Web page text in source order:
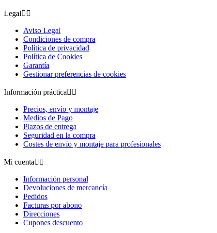
Legal 
Aviso Legal
Condiciones de compra
Política de privacidad
Política de Cookies
Garantía
Gestionar preferencias de cookies
Información práctica 
Precios, envío y montaje
Medios de Pago
Plazos de entrega
Seguridad en la compra
Costes de envío y montaje para profesionales
Mi cuenta 
Información personal
Devoluciones de mercancía
Pedidos
Facturas por abono
Direcciones
Cupones descuento